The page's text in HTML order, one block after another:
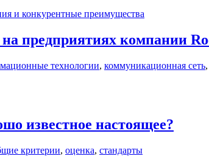
и конкурентные преимущества
предприятиях компании
технологии, коммуникационная сеть,
известное настоящее?
критерии, оценка, стандарты